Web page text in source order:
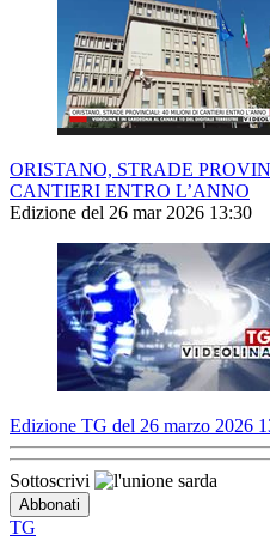
ORISTANO, STRADE
CANTIERI ENTRO L’ANNO
Edizione del 26 mar 2026 13:30
Edizione TG del 26 marzo 2026
Sottoscrivi
TG